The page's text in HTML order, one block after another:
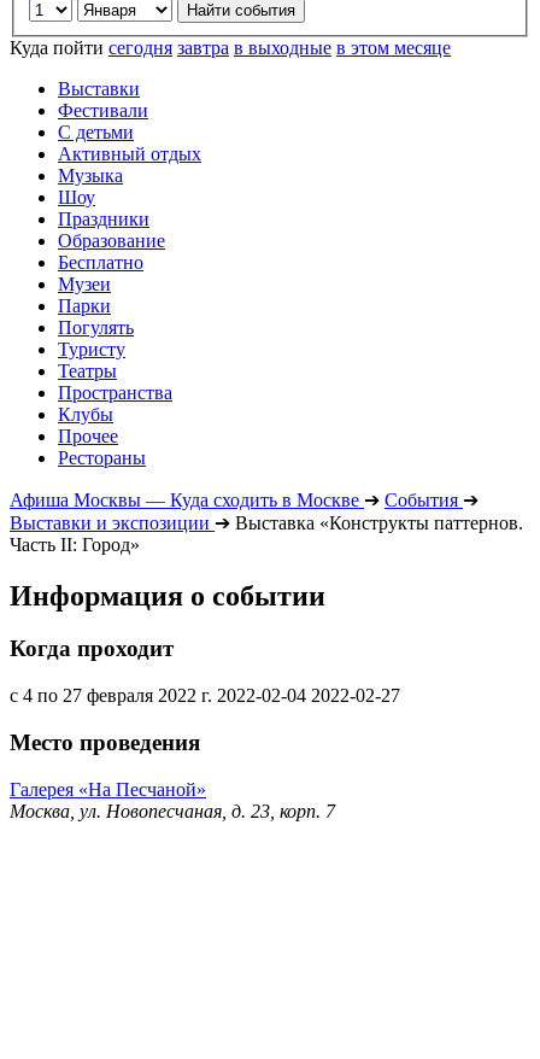
Куда пойти сегодня завтра в выходные в этом месяце
Выставки
Фестивали
С детьми
Активный отдых
Музыка
Шоу
Праздники
Образование
Бесплатно
Музеи
Парки
Погулять
Туристу
Театры
Пространства
Клубы
Прочее
Рестораны
Афиша Москвы — Куда сходить в Москве ➔ События ➔
Выставки и экспозиции ➔ Выставка «Конструкты паттернов.
Часть II: Город»
Информация о событии
Когда проходит
с 4 по 27 февраля 2022 г. 2022-02-04 2022-02-27
Место проведения
Галерея «На Песчаной»
Москва, ул. Новопесчаная, д. 23, корп. 7